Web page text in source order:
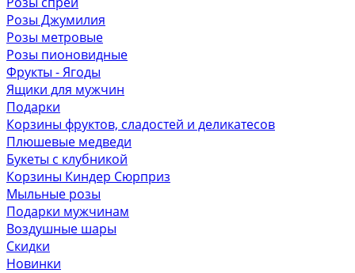
Розы Джумилия
Розы метровые
Розы пионовидные
Фрукты - Ягоды
Ящики для мужчин
Подарки
Корзины фруктов, сладостей и деликатесов
Плюшевые медведи
Букеты с клубникой
Корзины Киндер Сюрприз
Мыльные розы
Подарки мужчинам
Воздушные шары
Скидки
Новинки